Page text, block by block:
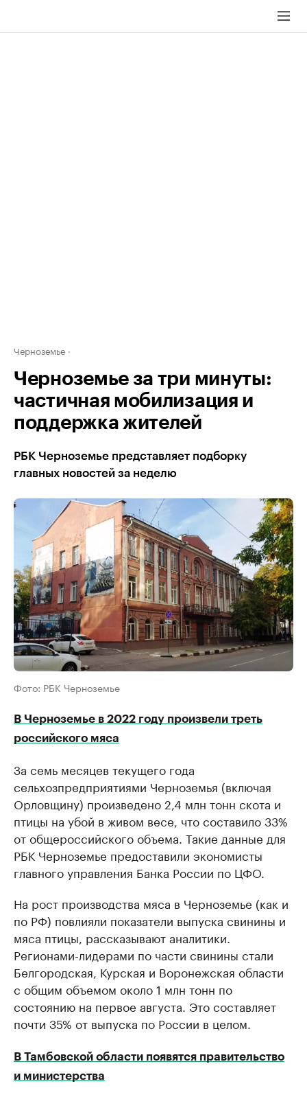
Черноземье
Черноземье за три минуты:
частичная мобилизация и
поддержка жителей
РБК Черноземье представляет подборку
главных новостей за неделю
Фото: РБК Черноземье
В Черноземье в 2022 году произвели треть
российского мяса
За семь месяцев текущего года
сельхозпредприятиями Черноземья (включая
Орловщину) произведено 2,4 млн тонн скота и
птицы на убой в живом весе, что составило 33%
от общероссийского объема. Такие данные для
РБК Черноземье предоставили экономисты
главного управления Банка России по ЦФО.
На рост производства мяса в Черноземье (как и
по РФ) повлияли показатели выпуска свинины и
мяса птицы, рассказывают аналитики.
Регионами-лидерами по части свинины стали
Белгородская, Курская и Воронежская области
с общим объемом около 1 млн тонн по
состоянию на первое августа. Это составляет
почти 35% от выпуска по России в целом.
В Тамбовской области появятся правительство
и министерства